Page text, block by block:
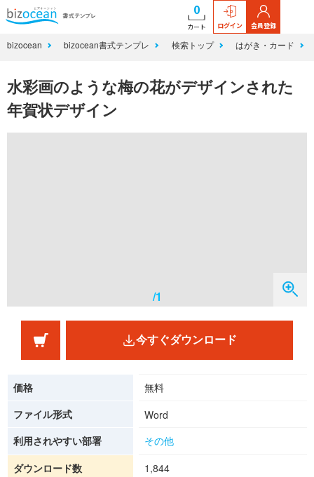
0
カート ログイン 会員登録
bizocean bizocean書式テンプレ 検索トップ はがき・カード
水彩画のような梅の花がデザインされた
年賀状デザイン
/1
今すぐダウンロード
価格
無料
ファイル形式
Word
利用されやすい部署
その他
ダウンロード数
1,844